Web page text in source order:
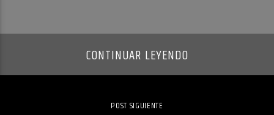
CONTINUAR LEYENDO
POST SIGUIENTE